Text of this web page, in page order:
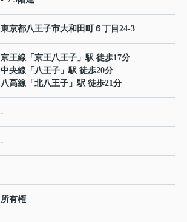
東京都八王子市大和田町 ６丁目24-3
京王線 「 京王八王子 」駅 徒歩17分
中央線 「 八王子 」駅 徒歩20分
八高線 「 北八王子 」駅 徒歩21分
-
-
所有権